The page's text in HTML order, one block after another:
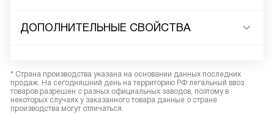
ДОПОЛНИТЕЛЬНЫЕ СВОЙСТВА
* Страна производства указана на основании данных последних
продаж. На сегодняшний день на территорию РФ легальный ввоз
товаров разрешен с разных официальных заводов, поэтому в
некоторых случаях у заказанного товара данные о стране
производства могут отличаться.